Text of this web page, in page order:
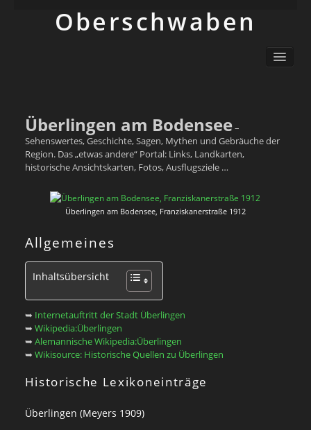
Ober­schwaben
Schwäbisch
Info
Überlingen am Bodensee–
Sehenswertes, Geschichte, Sagen, Mythen und Gebräuche der
Region. Das „etwas andere“ Portal: Links, Landkarten,
historische Ansichtskarten, Fotos, Ausflugsziele …
Überlingen am Bodensee, Franziskanerstraße 1912
Allgemeines
Inhaltsübersicht
➥ Internetauftritt der Stadt Überlingen
➥ Wikipedia:Überlingen
➥ Alemannische Wikipedia:Überlingen
➥ Wikisource: Historische Quellen zu Überlingen
Historische Lexikoneinträge
Überlingen (Meyers 1909)